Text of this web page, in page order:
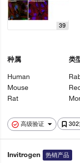
高级验证 302
39
种属
Human
Mouse
Rat
类
Invitrogen 热销产品